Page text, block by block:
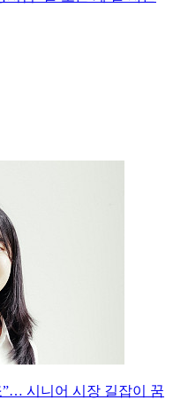
시니어 시장 길잡이 꿈